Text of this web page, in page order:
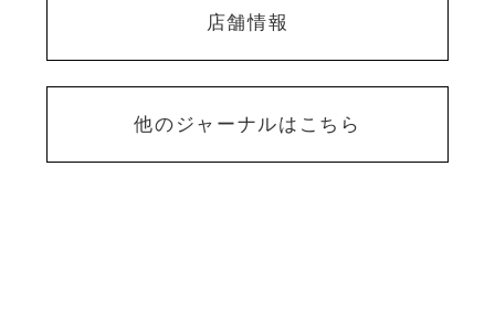
店舗情報
他のジャーナルはこちら